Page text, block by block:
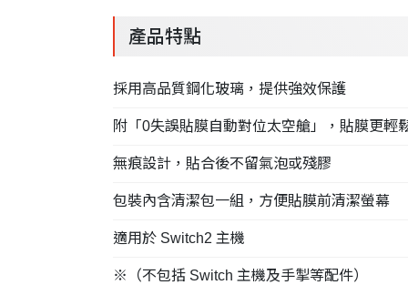
產品特點
採用高品質鋼化玻璃，提供強效保護
附「0失誤貼膜自動對位太空艙」，貼膜更輕
無痕設計，貼合後不留氣泡或殘膠
包裝內含清潔包一組，方便貼膜前清潔螢幕
適用於 Switch2 主機
※（不包括 Switch 主機及手掣等配件）